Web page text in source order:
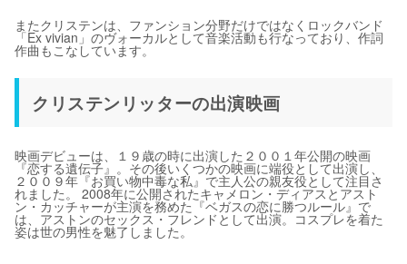
またクリステンは、ファンション分野だけではなくロックバンド
「Ex vivian」のヴォーカルとして音楽活動も行なっており、作詞
作曲もこなしています。
クリステンリッターの出演映画
映画デビューは、１９歳の時に出演した２００１年公開の映画
『恋する遺伝子』。その後いくつかの映画に端役として出演し、
２００９年『お買い物中毒な私』で主人公の親友役として注目さ
れました。 2008年に公開されたキャメロン・ディアスとアスト
ン・カッチャーが主演を務めた『ベガスの恋に勝つルール』で
は、アストンのセックス・フレンドとして出演。コスプレを着た
姿は世の男性を魅了しました。